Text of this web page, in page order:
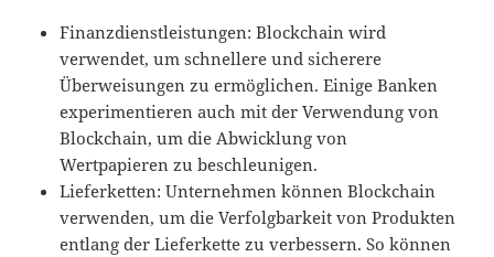
Finanzdienstleistungen: Blockchain wird
verwendet, um schnellere und sicherere
Überweisungen zu ermöglichen. Einige Banken
experimentieren auch mit der Verwendung von
Blockchain, um die Abwicklung von
Wertpapieren zu beschleunigen.
Lieferketten: Unternehmen können Blockchain
verwenden, um die Verfolgbarkeit von Produkten
entlang der Lieferkette zu verbessern. So können